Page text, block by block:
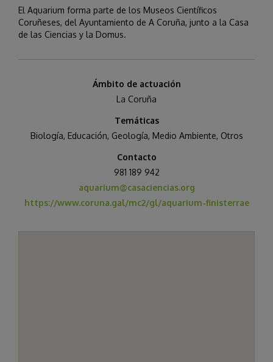
El Aquarium forma parte de los Museos Científicos
Coruñeses, del Ayuntamiento de A Coruña, junto a la Casa
de las Ciencias y la Domus.
Ámbito de actuación
La Coruña
Temáticas
Biología, Educación, Geología, Medio Ambiente, Otros
Contacto
981 189 942
aquarium@casaciencias.org
https://www.coruna.gal/mc2/gl/aquarium-finisterrae